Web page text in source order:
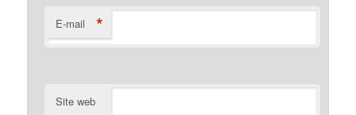
E-mail *
Site web